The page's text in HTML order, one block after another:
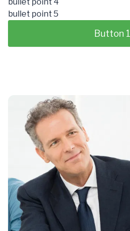
bullet point 5
Button 1